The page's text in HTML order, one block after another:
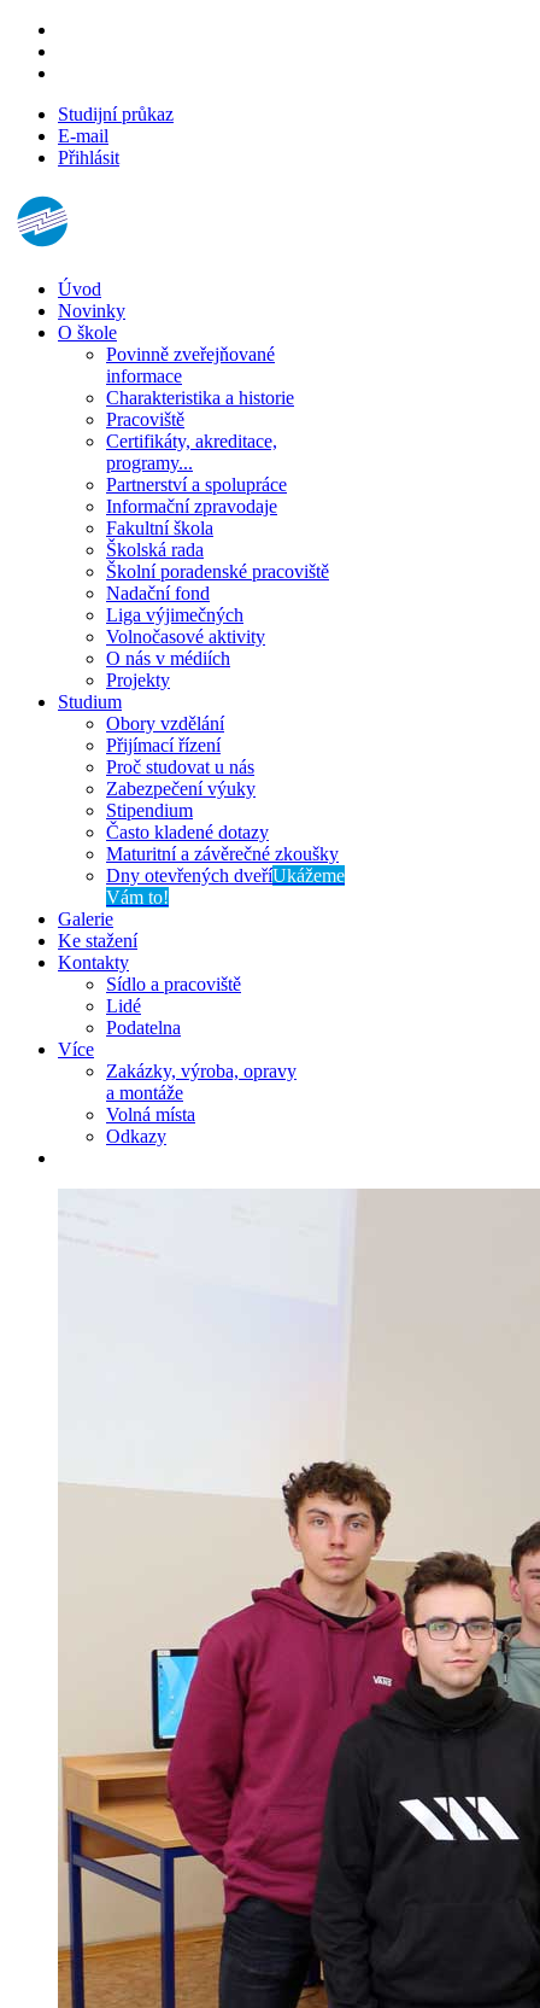
Studijní průkaz
E-mail
Přihlásit
Úvod
Novinky
O škole
Povinně zveřejňované
informace
Charakteristika a historie
Pracoviště
Certifikáty, akreditace,
programy...
Partnerství a spolupráce
Informační zpravodaje
Fakultní škola
Školská rada
Školní poradenské pracoviště
Nadační fond
Liga výjimečných
Volnočasové aktivity
O nás v médiích
Projekty
Studium
Obory vzdělání
Přijímací řízení
Proč studovat u nás
Zabezpečení výuky
Stipendium
Často kladené dotazy
Maturitní a závěrečné zkoušky
Dny otevřených dveříUkážeme
Vám to!
Galerie
Ke stažení
Kontakty
Sídlo a pracoviště
Lidé
Podatelna
Více
Zakázky, výroba, opravy
a montáže
Volná místa
Odkazy